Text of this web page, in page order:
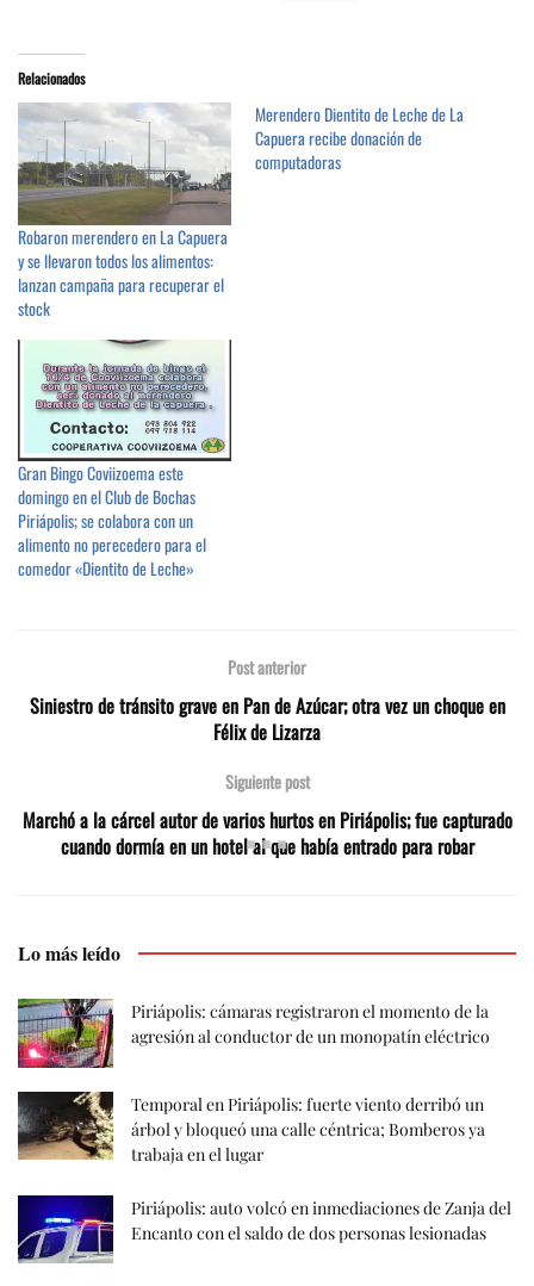
Relacionados
Robaron merendero en La Capuera
y se llevaron todos los alimentos:
lanzan campaña para recuperar el
stock
Merendero Dientito de Leche de La
Capuera recibe donación de
computadoras
Gran Bingo Coviizoema este
domingo en el Club de Bochas
Piriápolis; se colabora con un
alimento no perecedero para el
comedor «Dientito de Leche»
Post anterior
Siniestro de tránsito grave en Pan de Azúcar; otra vez un choque en
Félix de Lizarza
Siguiente post
Marchó a la cárcel autor de varios hurtos en Piriápolis; fue capturado
cuando dormía en un hotel al que había entrado para robar
Lo más leído
Piriápolis: cámaras registraron el momento de la
agresión al conductor de un monopatín eléctrico
Temporal en Piriápolis: fuerte viento derribó un
árbol y bloqueó una calle céntrica; Bomberos ya
trabaja en el lugar
Piriápolis: auto volcó en inmediaciones de Zanja del
Encanto con el saldo de dos personas lesionadas